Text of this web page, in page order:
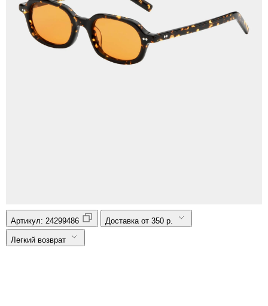
Артикул: 24299486 Доставка от 350 р.
Легкий возврат